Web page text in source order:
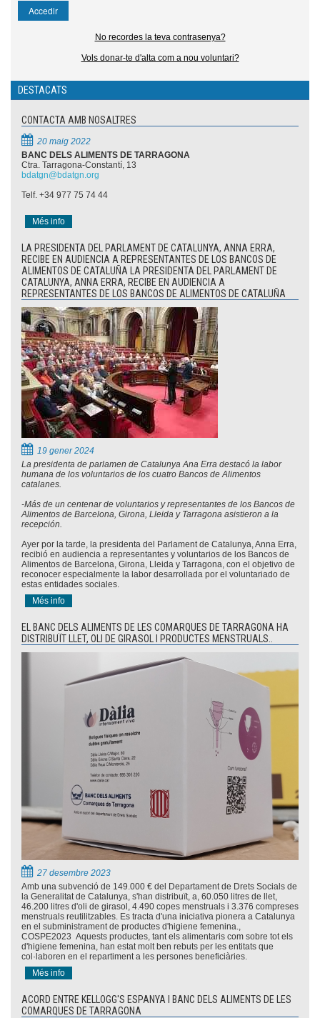
No recordes la teva contrasenya?
Vols donar-te d'alta com a nou voluntari?
DESTACATS
CONTACTA AMB NOSALTRES
20 maig 2022
BANC DELS ALIMENTS DE TARRAGONA
Ctra. Tarragona-Constantí, 13
bdatgn@bdatgn.org
Telf. +34 977 75 74 44
Més info
LA PRESIDENTA DEL PARLAMENT DE CATALUNYA, ANNA ERRA,
RECIBE EN AUDIENCIA A REPRESENTANTES DE LOS BANCOS DE
ALIMENTOS DE CATALUÑA LA PRESIDENTA DEL PARLAMENT DE
CATALUNYA, ANNA ERRA, RECIBE EN AUDIENCIA A
REPRESENTANTES DE LOS BANCOS DE ALIMENTOS DE CATALUÑA
19 gener 2024
La presidenta de parlamen de Catalunya Ana Erra destacó la labor
humana de los voluntarios de los cuatro Bancos de Alimentos
catalanes.
-Más de un centenar de voluntarios y representantes de los Bancos de
Alimentos de Barcelona, Girona, Lleida y Tarragona asistieron a la
recepción.
Ayer por la tarde, la presidenta del Parlament de Catalunya, Anna Erra,
recibió en audiencia a representantes y voluntarios de los Bancos de
Alimentos de Barcelona, Girona, Lleida y Tarragona, con el objetivo de
reconocer especialmente la labor desarrollada por el voluntariado de
estas entidades sociales.
Més info
EL BANC DELS ALIMENTS DE LES COMARQUES DE TARRAGONA HA
DISTRIBUÏT LLET, OLI DE GIRASOL I PRODUCTES MENSTRUALS..
27 desembre 2023
Amb una subvenció de 149.000 € del Departament de Drets Socials de
la Generalitat de Catalunya, s'han distribuït, a, 60.050 litres de llet,
46.200 litres d'oli de girasol, 4.490 copes menstruals i 3.376 compreses
menstruals reutilitzables. Es tracta d'una iniciativa pionera a Catalunya
en el subministrament de productes d'higiene femenina.,
COSPE2023 Aquests productes, tant els alimentaris com sobre tot els
d'higiene femenina, han estat molt ben rebuts per les entitats que
col·laboren en el repartiment a les persones beneficiàries.
Més info
ACORD ENTRE KELLOGG'S ESPANYA I BANC DELS ALIMENTS DE LES
COMARQUES DE TARRAGONA